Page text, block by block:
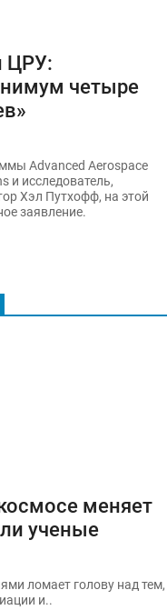
ЦРУ:
четыре
Advanced Aerospace
и исследователь,
Хэл Путхофф, на этой
заявление.
меняет
ученые
ломает голову над тем,
и..